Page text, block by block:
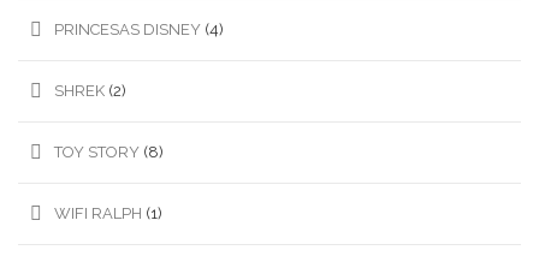
PRINCESAS DISNEY (4)
SHREK (2)
TOY STORY (8)
WIFI RALPH (1)